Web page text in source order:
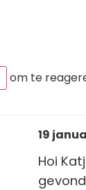
om te
19
Hoi